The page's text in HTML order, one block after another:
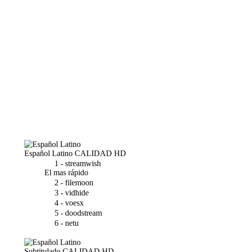
Español Latino CALIDAD HD
1 - streamwish
El mas rápido
2 - filemoon
3 - vidhide
4 - voesx
5 - doodstream
6 - netu